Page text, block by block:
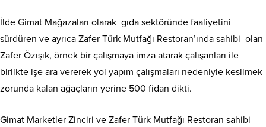
İlde Gimat Mağazaları olarak gıda sektöründe faaliyetini
sürdüren ve ayrıca Zafer Türk Mutfağı Restoran’ında sahibi olan
Zafer Özışık, örnek bir çalışmaya imza atarak çalışanları ile
birlikte işe ara vererek yol yapım çalışmaları nedeniyle kesilmek
zorunda kalan ağaçların yerine 500 fidan dikti.
Gimat Marketler Zinciri ve Zafer Türk Mutfağı Restoran sahibi